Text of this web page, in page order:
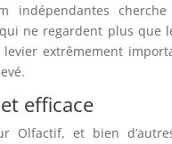
indépendantes
ne regardent plus que
extrêmement
efficace
Olfactif, et bien